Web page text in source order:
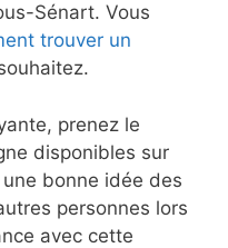
Sénart. Vous
trouver un
prenez le
disponibles sur
bonne idée des
personnes lors
avec cette